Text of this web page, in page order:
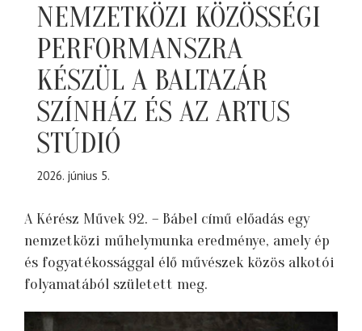
NEMZETKÖZI KÖZÖSSÉGI
PERFORMANSZRA
KÉSZÜL A BALTAZÁR
SZÍNHÁZ ÉS AZ ARTUS
STÚDIÓ
2026. június 5.
A Kérész Művek 92. – Bábel című előadás egy
nemzetközi műhelymunka eredménye, amely ép
és fogyatékossággal élő művészek közös alkotói
folyamatából született meg.